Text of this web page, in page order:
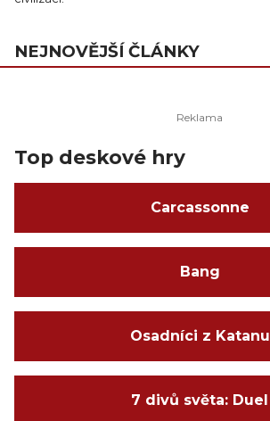
NEJNOVĚJŠÍ ČLÁNKY
Top deskové hry
Carcassonne
Bang
Osadníci z Katanu
7 divů světa: Duel